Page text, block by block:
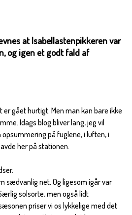
at Isabellastenpikkeren var
og igen et godt fald af
er gået hurtigt. Men man kan bare ikke
Idags blog bliver lang, jeg vil
på fuglene, i luften, i
her på stationen.
sædvanlig net. Og ligesom igår var
solsorte, men også lidt
priser vi os lykkelige med det